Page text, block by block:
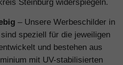
Steinburg widerspiegeln.
– Unsere Werbeschilder in
speziell für die jeweiligen
und bestehen aus
mit UV-stabilisierten